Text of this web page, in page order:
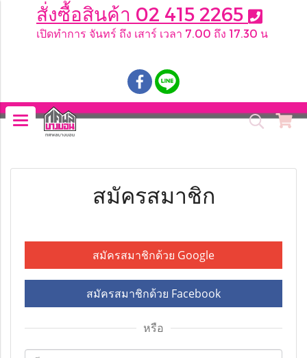
สั่งซื้อสินค้า 02 415 2265
เปิดทำการ จันทร์ ถึง เสาร์ เวลา 7.00 ถึง 17.30 น
สมัครสมาชิก
สมัครสมาชิกด้วย Google
สมัครสมาชิกด้วย Facebook
หรือ